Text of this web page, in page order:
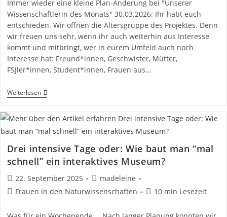
Immer wieder eine kleine Plan-Änderung bei "Unserer
Wissenschaftlerin des Monats" 30.03.2026: Ihr habt euch
entschieden. Wir öffnen die Altersgruppe des Projektes. Denn
wir freuen uns sehr, wenn ihr auch weiterhin aus Interesse
kommt und mitbringt, wer in eurem Umfeld auch noch
Interesse hat: Freund*innen, Geschwister, Mütter,
FSJler*innen, Student*innen, Frauen aus…
WeiterlesenKomm
Mit
Zeitreise
Drei intensive Tage oder: Wie baut man “mal
schnell” ein interaktives Museum?
Beitrag
veröffentlicht:
22. September 2025
Beitrags-
Autor:
madeleine
Beitrags-
Frauen in den Naturwissenschaften Lesedauer:
10 min Lesezeit